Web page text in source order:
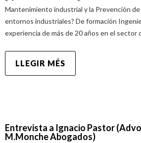
Mantenimiento industrial y la Prevención de
entornos industriales? De formación
experiencia de más de 20 años en el sector
LLEGIR MÉS
Entrevista a Ignacio Pastor
M.Monche Abogados)